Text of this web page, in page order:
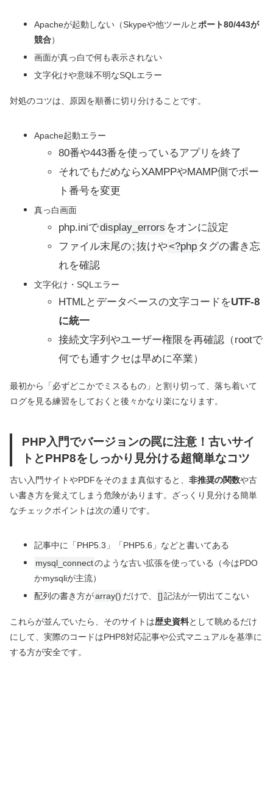
Apacheが起動しない（Skypeや他ツールと ポート80/443が
競合）
画面が真っ白で何も表示されない
文字化けや意味不明なSQLエラー
対処のコツは、原因を順番に切り分けることです。
Apache起動エラー
80番や443番を使っているアプリを終了
それでもだめならXAMPPやMAMP側でポー
ト番号を変更
真っ白画面
php.iniでdisplay_errors をオンに設定
ファイル末尾の;抜けや<?php タグの書き忘
れを確認
文字化け・SQLエラー
HTMLとデータベースの文字コードをUTF-8
に統一
接続文字列やユーザー権限を再確認（rootで
何でも通すクセは早めに卒業）
最初から「必ずどこかでミスるもの」と割り切って、落ち着いて
ログを見る練習をしておくと後々かなり楽になります。
PHP入門でバージョンの罠に注意！古いサイ
トとPHP8をしっかり見分ける超簡単なコツ
古い入門サイトやPDFをそのまま真似すると、 非推奨の関数や古
い書き方を覚えてしまう危険があります。ざっくり見分ける簡単
なチェックポイントは次の通りです。
記事中に「PHP5.3」「PHP5.6」などと書いてある
mysql_connectのような古い拡張を使っている（今はPDO
かmysqliが主流）
配列の書き方がarray() だけで、 []記法が一切出てこない
これらが並んでいたら、そのサイトは歴史資料として眺めるだけ
にして、実際のコードはPHP8対応記事や公式マニュアルを基準に
する方が安全です。